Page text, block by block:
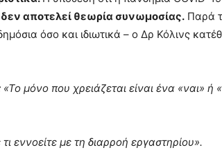
δεν αποτελεί θεωρία συνωμοσίας. Παρά
όσο και ιδιωτικά – ο Δρ Κόλινς
«Το μόνο που χρειάζεται είναι ένα «ναι»
εννοείτε με τη διαρροή εργαστηρίου».